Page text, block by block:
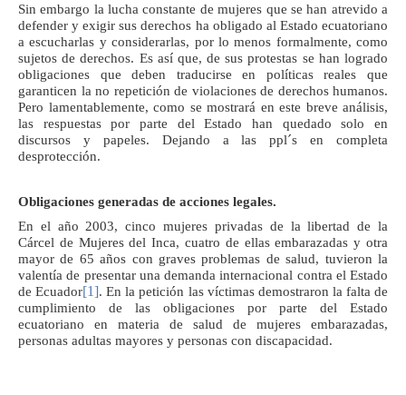
Sin embargo la lucha constante de mujeres que se han atrevido a
defender y exigir sus derechos ha obligado al Estado ecuatoriano
a escucharlas y considerarlas, por lo menos formalmente, como
sujetos de derechos. Es así que, de sus protestas se han logrado
obligaciones que deben traducirse en políticas reales que
garanticen la no repetición de violaciones de derechos humanos.
Pero lamentablemente, como se mostrará en este breve análisis,
las respuestas por parte del Estado han quedado solo en
discursos y papeles. Dejando a las ppl´s en completa
desprotección.
Obligaciones generadas de acciones legales.
En el año 2003, cinco mujeres privadas de la libertad de la
Cárcel de Mujeres del Inca, cuatro de ellas embarazadas y otra
mayor de 65 años con graves problemas de salud, tuvieron la
valentía de presentar una demanda internacional contra el Estado
de Ecuador[1]. En la petición las víctimas demostraron la falta de
cumplimiento de las obligaciones por parte del Estado
ecuatoriano en materia de salud de mujeres embarazadas,
personas adultas mayores y personas con discapacidad.